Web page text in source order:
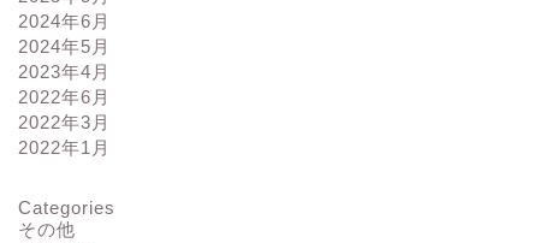
2024年6月
2024年5月
2023年4月
2022年6月
2022年3月
2022年1月
Categories
その他